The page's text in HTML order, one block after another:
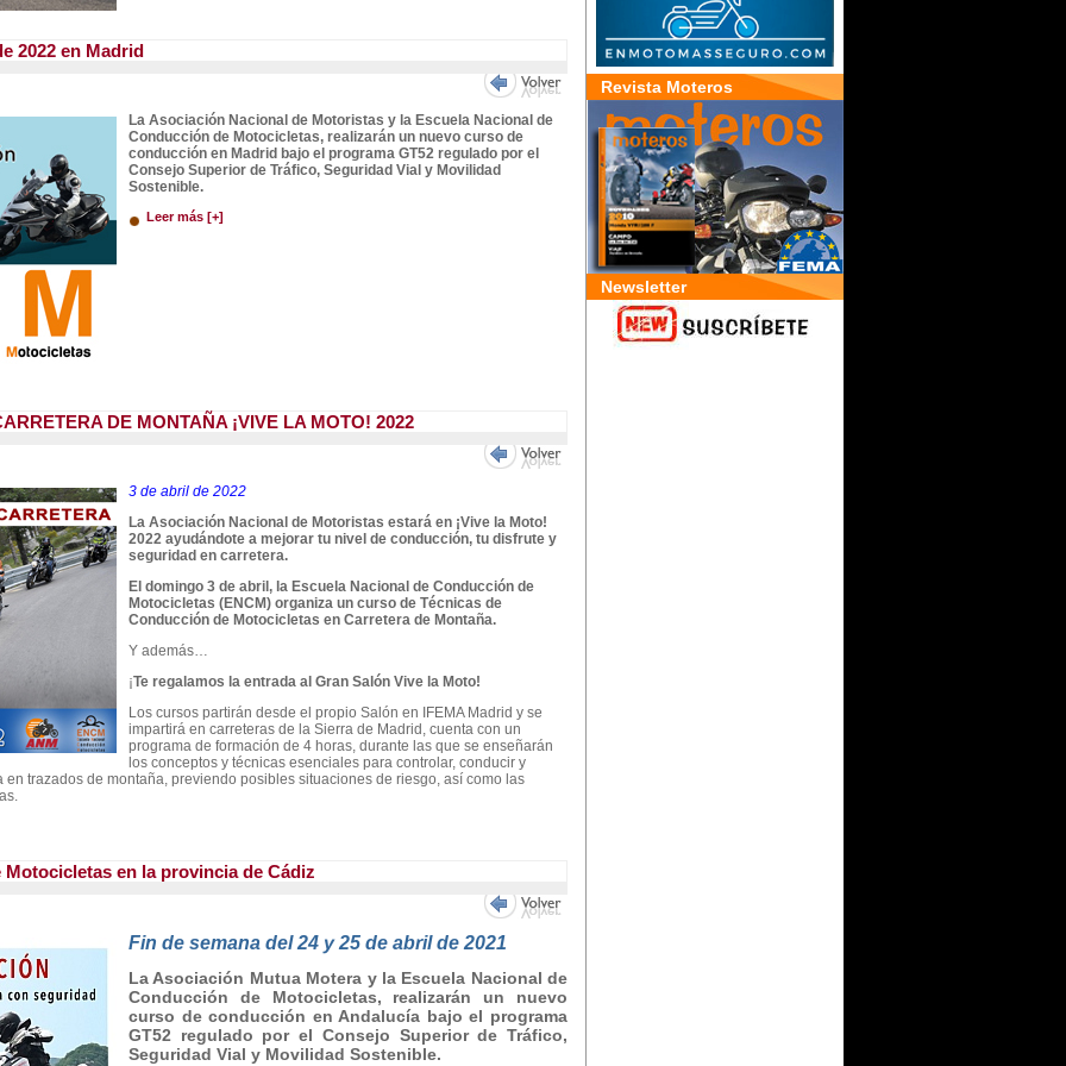
2022 en Madrid
La Asociación Nacional de Motoristas y la Escuela Nacional de
Conducción de Motocicletas, realizarán un nuevo curso de
conducción en Madrid bajo el programa GT52 regulado por el
Consejo Superior de Tráfico, Seguridad Vial y Movilidad
Sostenible.
Leer más [+]
DE MONTAÑA ¡VIVE LA MOTO! 2022
3 de abril de 2022
La Asociación Nacional de Motoristas estará en ¡Vive la Moto!
2022 ayudándote a mejorar tu nivel de conducción, tu disfrute y
seguridad en carretera.
El domingo 3 de abril, la Escuela Nacional de Conducción de
Motocicletas (ENCM) organiza un curso de Técnicas de
Conducción de Motocicletas en Carretera de Montaña.
Y además…
¡Te regalamos la entrada al Gran Salón Vive la Moto!
Los cursos partirán desde el propio Salón en IFEMA Madrid y se
impartirá en carreteras de la Sierra de Madrid, cuenta con un
programa de formación de 4 horas, durante las que se enseñarán
los conceptos y técnicas esenciales para controlar, conducir y
en trazados de montaña, previendo posibles situaciones de riesgo, así como las
en la provincia de Cádiz
Fin de semana del 24 y 25 de abril de 2021
La Asociación Mutua Motera y la Escuela Nacional de
Conducción de Motocicletas, realizarán un nuevo
curso de conducción en Andalucía bajo el programa
GT52 regulado por el Consejo Superior de Tráfico,
Seguridad Vial y Movilidad Sostenible.
Revista Moteros
Newsletter